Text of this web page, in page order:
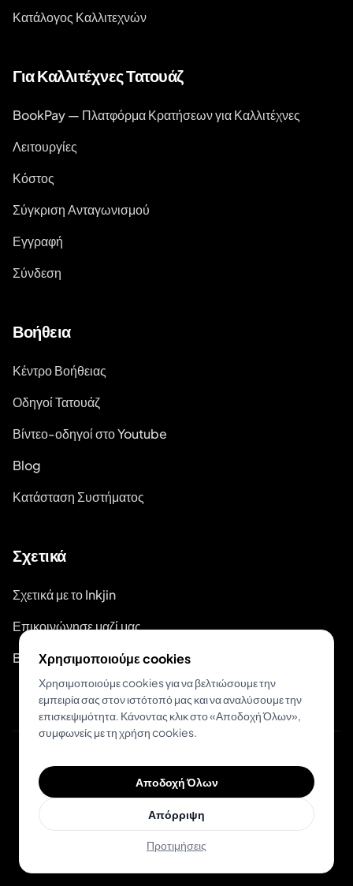
Κατάλογος Καλλιτεχνών
Για Καλλιτέχνες Τατουάζ
BookPay — Πλατφόρμα Κρατήσεων για Καλλιτέχνες
Λειτουργίες
Κόστος
Σύγκριση Ανταγωνισμού
Εγγραφή
Σύνδεση
Βοήθεια
Κέντρο Βοήθειας
Οδηγοί Τατουάζ
Βίντεο-οδηγοί στο Youtube
Blog
Κατάσταση Συστήματος
Σχετικά
Σχετικά με το Inkjin
Επικοινώνησε μαζί μας
Branding Kit
© 2026 Inkjin
Πολιτική ΑπορρήτουΌροι Χρήσης
Χρησιμοποιούμε cookies
Χρησιμοποιούμε cookies για να βελτιώσουμε την
εμπειρία σας στον ιστότοπό μας και να αναλύσουμε την
επισκεψιμότητα. Κάνοντας κλικ στο «Αποδοχή Όλων»,
συμφωνείς με τη χρήση cookies.
Αποδοχή Όλων
Απόρριψη
Προτιμήσεις